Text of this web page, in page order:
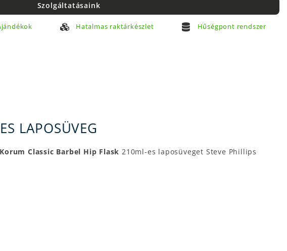
Szolgáltatásaink
Hatalmas raktárkészlet Hűségpont rendszer
LAPOSÜVEG
Korum Classic Barbel Hip Flask 210ml-es laposüveget Steve Phillips